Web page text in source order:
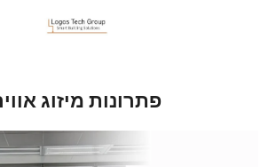
פתרונות מיזוג